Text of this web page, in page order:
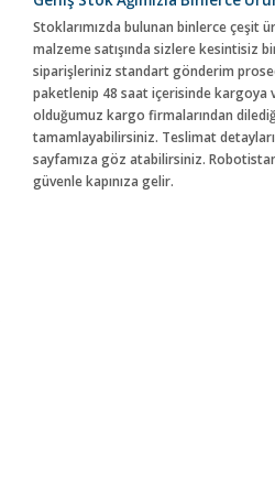
Stoklarımızda bulunan binlerce çeşit
malzeme satışında sizlere kesintisiz
siparişleriniz standart gönderim
paketlenip 48 saat içerisinde kargoya
olduğumuz kargo firmalarından
tamamlayabilirsiniz. Teslimat
sayfamıza göz atabilirsiniz.
güvenle kapınıza gelir.